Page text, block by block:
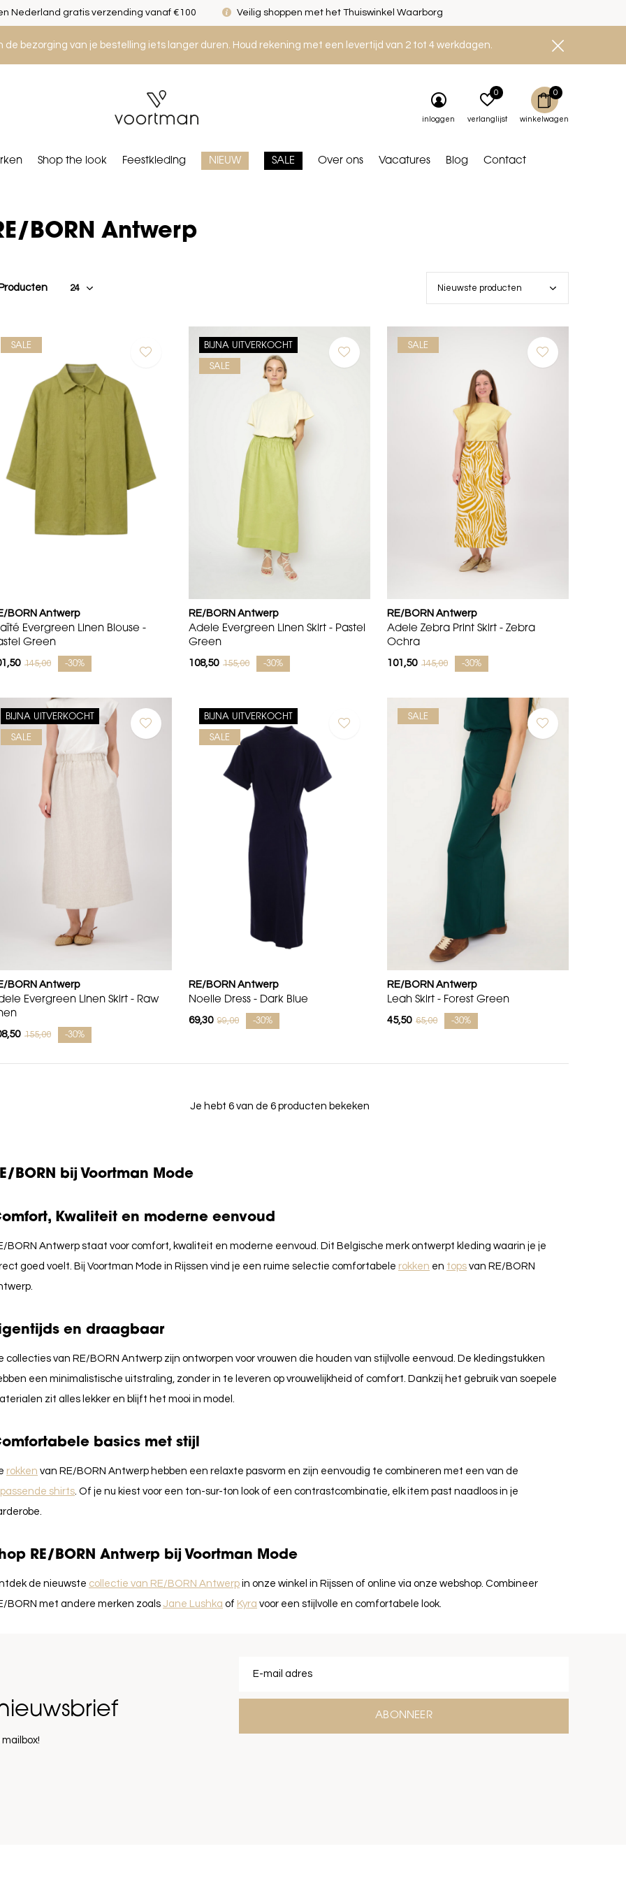
de bezorging van je bestelling iets langer duren. Houd rekening met een levertijd van 2 tot 4 werkdagen.
Shop the look Feestkleding NIEUW SALE Over ons Vacatures Blog Contact
inloggen verlanglijst
0
winkelwagen
0
Nederland gratis verzending vanaf €100 Veilig shoppen met het Thuiswinkel Waarborg
BORN Antwerp
SALE
BORN Antwerp
Evergreen Linen Blouse -
Green
145,00 -30%
BIJNA UITVERKOCHT
SALE
RE/BORN Antwerp
Adele Evergreen Linen Skirt - Pastel
Green
108,50 155,00 -30%
SALE
RE/BORN Antwerp
Adele Zebra Print Skirt - Zebra
Ochra
101,50 145,00 -30%
BIJNA UITVERKOCHT
SALE
BORN Antwerp
Evergreen Linen Skirt - Raw
155,00 -30%
BIJNA UITVERKOCHT
SALE
RE/BORN Antwerp
Noelle Dress - Dark Blue
69,30 99,00 -30%
SALE
RE/BORN Antwerp
Leah Skirt - Forest Green
45,50 65,00 -30%
Je hebt 6 van de 6 producten bekeken
BORN bij Voortman Mode
Kwaliteit en moderne eenvoud
BORN Antwerp staat voor comfort, kwaliteit en moderne eenvoud.
Dit Belgische merk ontwerpt kleding waarin je je
goed voelt. Bij Voortman Mode in Rijssen vind je een ruime selectie comfortabele rokken en tops van RE/BORN
en draagbaar
collecties van RE/BORN Antwerp zijn ontworpen voor vrouwen die houden van stijlvolle eenvoud. De kledingstukken
een minimalistische uitstraling, zonder in te leveren op vrouwelijkheid of comfort. Dankzij het gebruik van soepele
zit alles lekker en blijft het mooi in model.
basics met stijl
rokken van RE/BORN Antwerp hebben een relaxte pasvorm en zijn eenvoudig te combineren met een van de
shirts . Of je nu kiest voor een ton-sur-ton look of een contrastcombinatie, elk item past naadloos in je
RE/BORN Antwerp bij Voortman Mode
de nieuwste collectie van RE/BORN Antwerp in onze winkel in Rijssen of online via onze webshop. Combineer
BORN met andere merken zoals Jane Lushka of Kyra voor een stijlvolle en comfortabele look.
ABONNEER